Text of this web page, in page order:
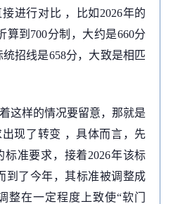
进行对比 ，比如2026年的
算到700分制，大约是660分
招线是658分，大致是相匹
这样的情况要留意，那就是
现了转变 ，具体而言，先
标准要求，接着2026年该标
到了今年，其标准被调整成
整在一定程度上致使“软门